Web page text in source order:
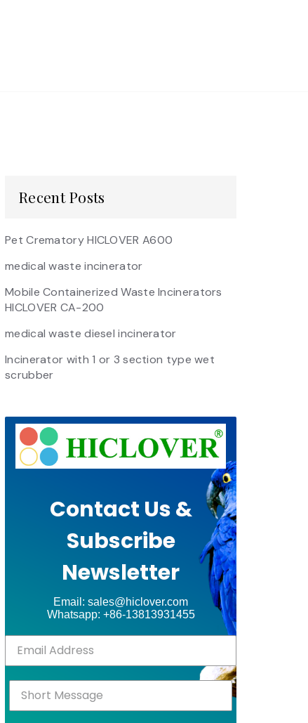
Recent Posts
Pet Crematory HICLOVER A600
medical waste incinerator
Mobile Containerized Waste Incinerators
HICLOVER CA-200
medical waste diesel incinerator
Incinerator with 1 or 3 section type wet
scrubber
Contact Us &
Subscribe
Newsletter
Email: sales@hiclover.com
Whatsapp: +86-13813931455